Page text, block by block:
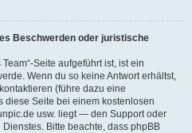
Beschwerden oder juristische
Seite aufgeführt ist, ist ein
Wenn du so keine Antwort erhältst,
(führe dazu eine
Seite bei einem kostenlosen
usw. liegt — den Support oder
Bitte beachte, dass phpBB